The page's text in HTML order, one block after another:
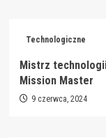
Technologiczne
Mistrz
Mission Master
9 czerwca, 2024